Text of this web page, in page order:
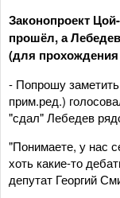
Законопроект
прошёл, а
(для
- Попрошу
прим.ред.)
"сдал" Лебедев
"Понимаете, у нас
хоть какие-то
депутат Георгий